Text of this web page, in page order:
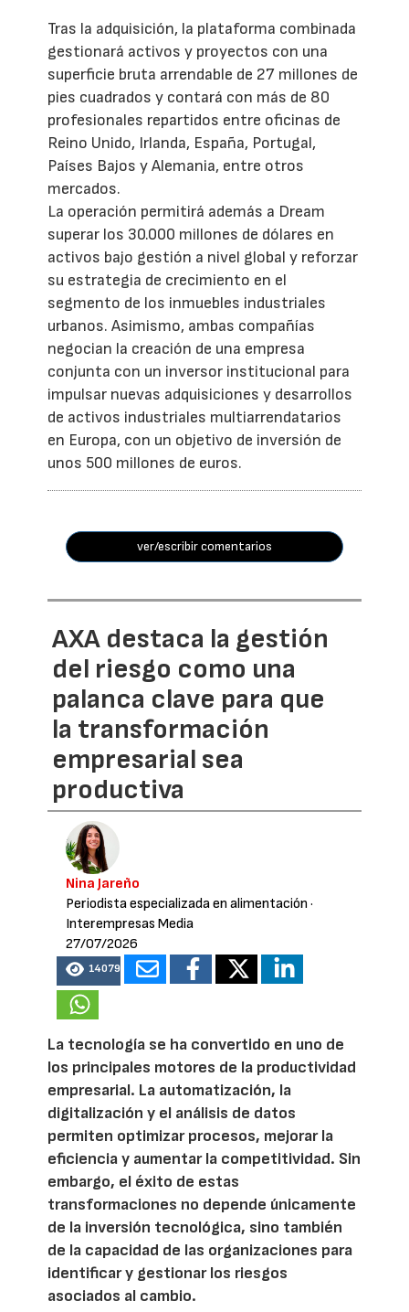
Tras la adquisición, la plataforma combinada
gestionará activos y proyectos con una
superficie bruta arrendable de 27 millones de
pies cuadrados y contará con más de 80
profesionales repartidos entre oficinas de
Reino Unido, Irlanda, España, Portugal,
Países Bajos y Alemania, entre otros
mercados.
La operación permitirá además a Dream
superar los 30.000 millones de dólares en
activos bajo gestión a nivel global y reforzar
su estrategia de crecimiento en el
segmento de los inmuebles industriales
urbanos. Asimismo, ambas compañías
negocian la creación de una empresa
conjunta con un inversor institucional para
impulsar nuevas adquisiciones y desarrollos
de activos industriales multiarrendatarios
en Europa, con un objetivo de inversión de
unos 500 millones de euros.
ver/escribir comentarios
AXA destaca la gestión
del riesgo como una
palanca clave para que
la transformación
empresarial sea
productiva
Nina Jareño
Periodista especializada en alimentación ·
Interempresas Media
27/07/2026
14079
La tecnología se ha convertido en uno de
los principales motores de la productividad
empresarial. La automatización, la
digitalización y el análisis de datos
permiten optimizar procesos, mejorar la
eficiencia y aumentar la competitividad. Sin
embargo, el éxito de estas
transformaciones no depende únicamente
de la inversión tecnológica, sino también
de la capacidad de las organizaciones para
identificar y gestionar los riesgos
asociados al cambio.